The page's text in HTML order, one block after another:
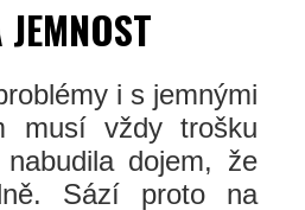
i s jemnými
musí vždy trošku
dojem, že
Sází proto na